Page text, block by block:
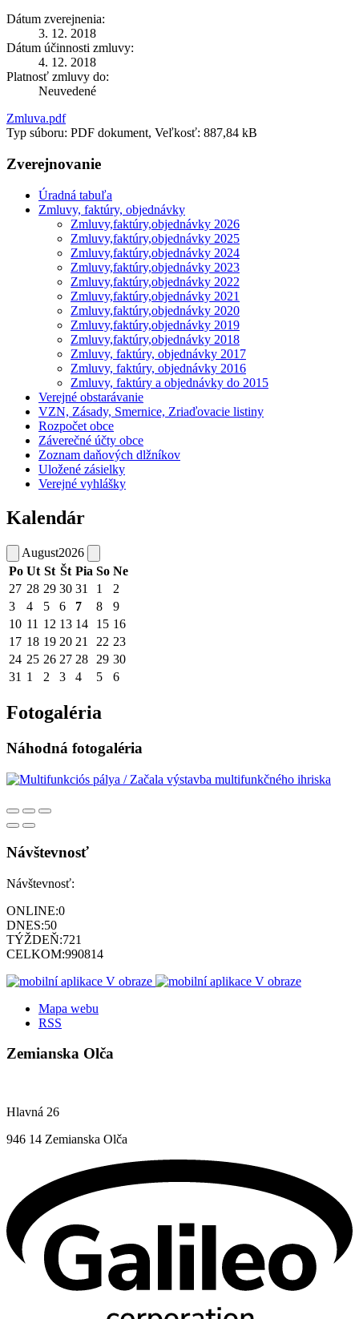
Dátum zverejnenia:
3. 12. 2018
Dátum účinnosti zmluvy:
4. 12. 2018
Platnosť zmluvy do:
Neuvedené
Zmluva.pdf
Typ súboru: PDF dokument, Veľkosť: 887,84 kB
Zverejnovanie
Úradná tabuľa
Zmluvy, faktúry, objednávky
Zmluvy,faktúry,objednávky 2026
Zmluvy,faktúry,objednávky 2025
Zmluvy,faktúry,objednávky 2024
Zmluvy,faktúry,objednávky 2023
Zmluvy,faktúry,objednávky 2022
Zmluvy,faktúry,objednávky 2021
Zmluvy,faktúry,objednávky 2020
Zmluvy,faktúry,objednávky 2019
Zmluvy,faktúry,objednávky 2018
Zmluvy, faktúry, objednávky 2017
Zmluvy, faktúry, objednávky 2016
Zmluvy, faktúry a objednávky do 2015
Verejné obstarávanie
VZN, Zásady, Smernice, Zriaďovacie listiny
Rozpočet obce
Záverečné účty obce
Zoznam daňových dlžníkov
Uložené zásielky
Verejné vyhlášky
Kalendár
August2026
Po Ut St Št Pia So Ne
27 28 29 30 31 1
2
3
4 5 6 7 8
9
10 11 12 13 14 15 16
17 18 19 20 21 22 23
24 25 26 27 28 29 30
31 1 2 3 4 5 6
Fotogaléria
Náhodná fotogaléria
Návštevnosť
Návštevnosť:
ONLINE:0
DNES:50
TÝŽDEŇ:721
CELKOM:990814
Mapa webu
RSS
Zemianska Olča
Hlavná 26
946 14 Zemianska Olča